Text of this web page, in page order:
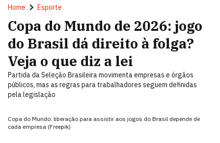
Home Esporte
Copa do Mundo de 2026: jogo
do Brasil dá direito à folga?
Veja o que diz a lei
Partida da Seleção Brasileira movimenta empresas e órgãos
públicos, mas as regras para trabalhadores seguem definidas
pela legislação
Copa do Mundo: liberação para assistir aos jogos do Brasil depende de
cada empresa (Freepik)